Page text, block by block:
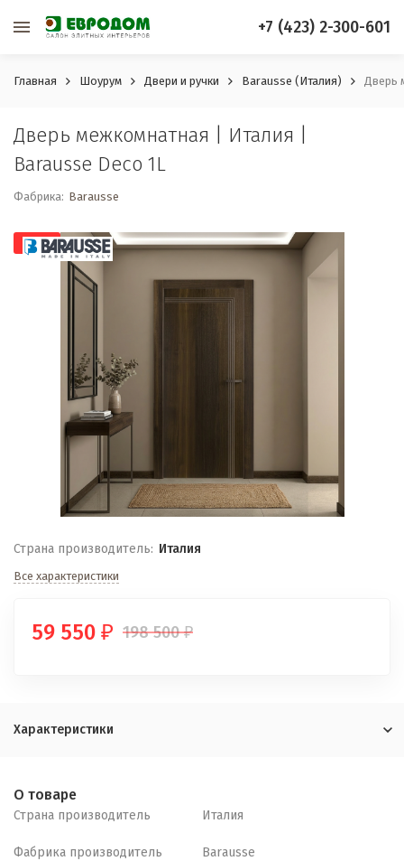
+7 (423) 2-300-601
Главная Шоурум Двери и ручки Barausse (Италия) Дверь
Дверь межкомнатная | Италия |
Barausse Deco 1L
Фабрика: Barausse
-70%
Страна производитель: Италия
Все характеристики
59 550 ₽ 198 500₽
Характеристики
О товаре
Страна производитель Италия
Фабрика производитель Barausse